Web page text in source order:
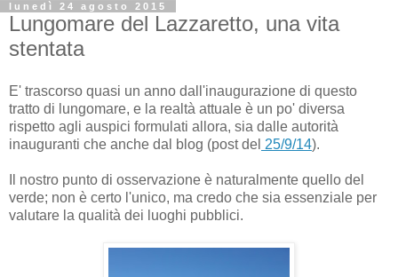
lunedì 24 agosto 2015
Lungomare del Lazzaretto, una vita
stentata
E' trascorso quasi un anno dall'inaugurazione di questo
tratto di lungomare, e la realtà attuale è un po' diversa
rispetto agli auspici formulati allora, sia dalle autorità
inauguranti che anche dal blog (post del 25/9/14).
Il nostro punto di osservazione è naturalmente quello del
verde; non è certo l'unico, ma credo che sia essenziale per
valutare la qualità dei luoghi pubblici.